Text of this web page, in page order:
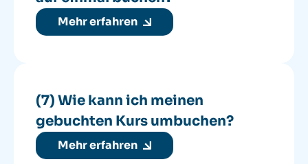
Mehr erfahren
(7) Wie kann ich meinen
gebuchten Kurs umbuchen?
Mehr erfahren